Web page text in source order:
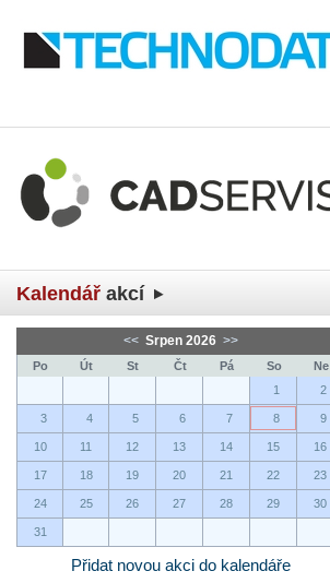
Kalendář akcí
<< Srpen 2026 >>
Po Út St Čt Pá So
Ne
1
2
3 4 5 6 7 8 9
10 11 12 13 14 15 16
17 18 19 20 21 22 23
24 25 26 27 28 29 30
31
Přidat novou akci do kalendáře